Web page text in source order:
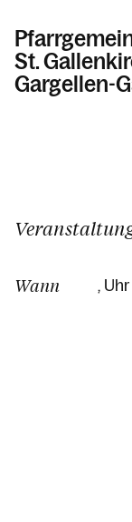
St.
Gargellen-
Kalender
Personen
Wann , Uhr